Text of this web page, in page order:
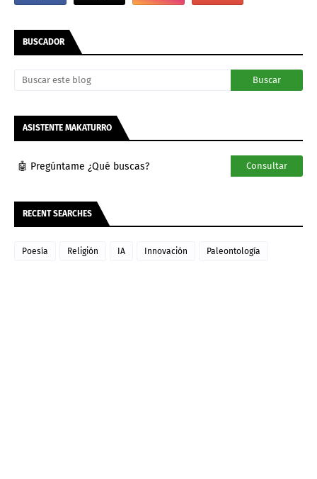
BUSCADOR
ASISTENTE MAKATURRO
🤖 Pregúntame ¿Qué buscas? Consultar
RECENT SEARCHES
Poesía Religión IA Innovación Paleontología